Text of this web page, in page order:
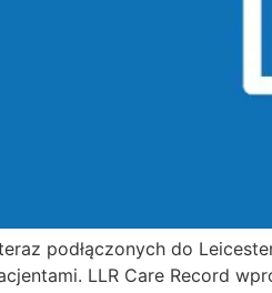
podłączonych do
LLR Care Record